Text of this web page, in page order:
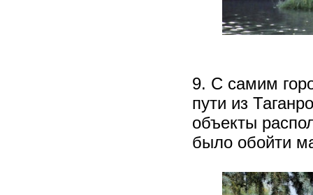
9. С самим
пути из
объекты
было обойти